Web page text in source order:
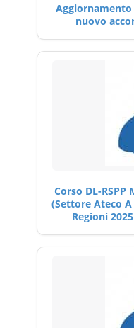
Aggiornamento
nuovo
Corso DL-
(Settore Ateco
Regioni